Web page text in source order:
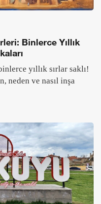
Binlerce Yıllık
yıllık sırlar saklı!
neden ve nasıl inşa